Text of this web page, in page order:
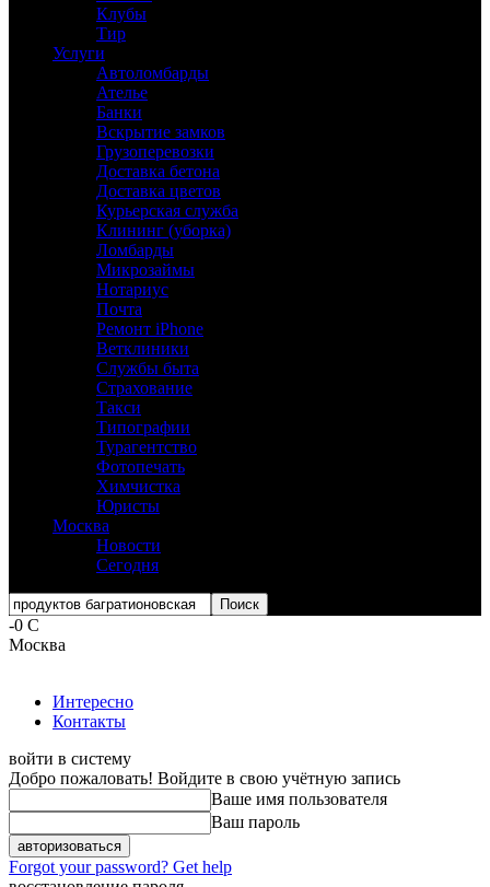
Клубы
Тир
Услуги
Автоломбарды
Ателье
Банки
Вскрытие замков
Грузоперевозки
Доставка бетона
Доставка цветов
Курьерская служба
Клининг (уборка)
Ломбарды
Микрозаймы
Нотариус
Почта
Ремонт iPhone
Ветклиники
Службы быта
Страхование
Такси
Типографии
Турагентство
Фотопечать
Химчистка
Юристы
Москва
Новости
Сегодня
-0 C
Москва
Интересно
Контакты
войти в систему
Добро пожаловать! Войдите в свою учётную запись
Ваше имя пользователя
Ваш пароль
Forgot your password? Get help